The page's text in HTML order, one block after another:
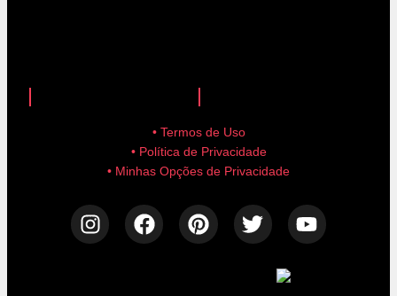
• Termos de Uso
• Política de Privacidade
• Minhas Opções de Privacidade